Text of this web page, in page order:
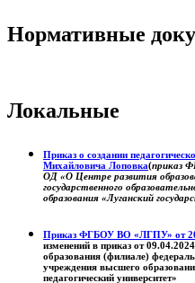
Нормативные
Локальные
Приказ о создании
Михайловича Лоповка(приказ
ОД «О Центре развития
государственного
образования «Луганский
Приказ ФГБОУ ВО «ЛГПУ» от
изменений в приказ от
образования (филиале)
учреждения высшего
педагогический университет»